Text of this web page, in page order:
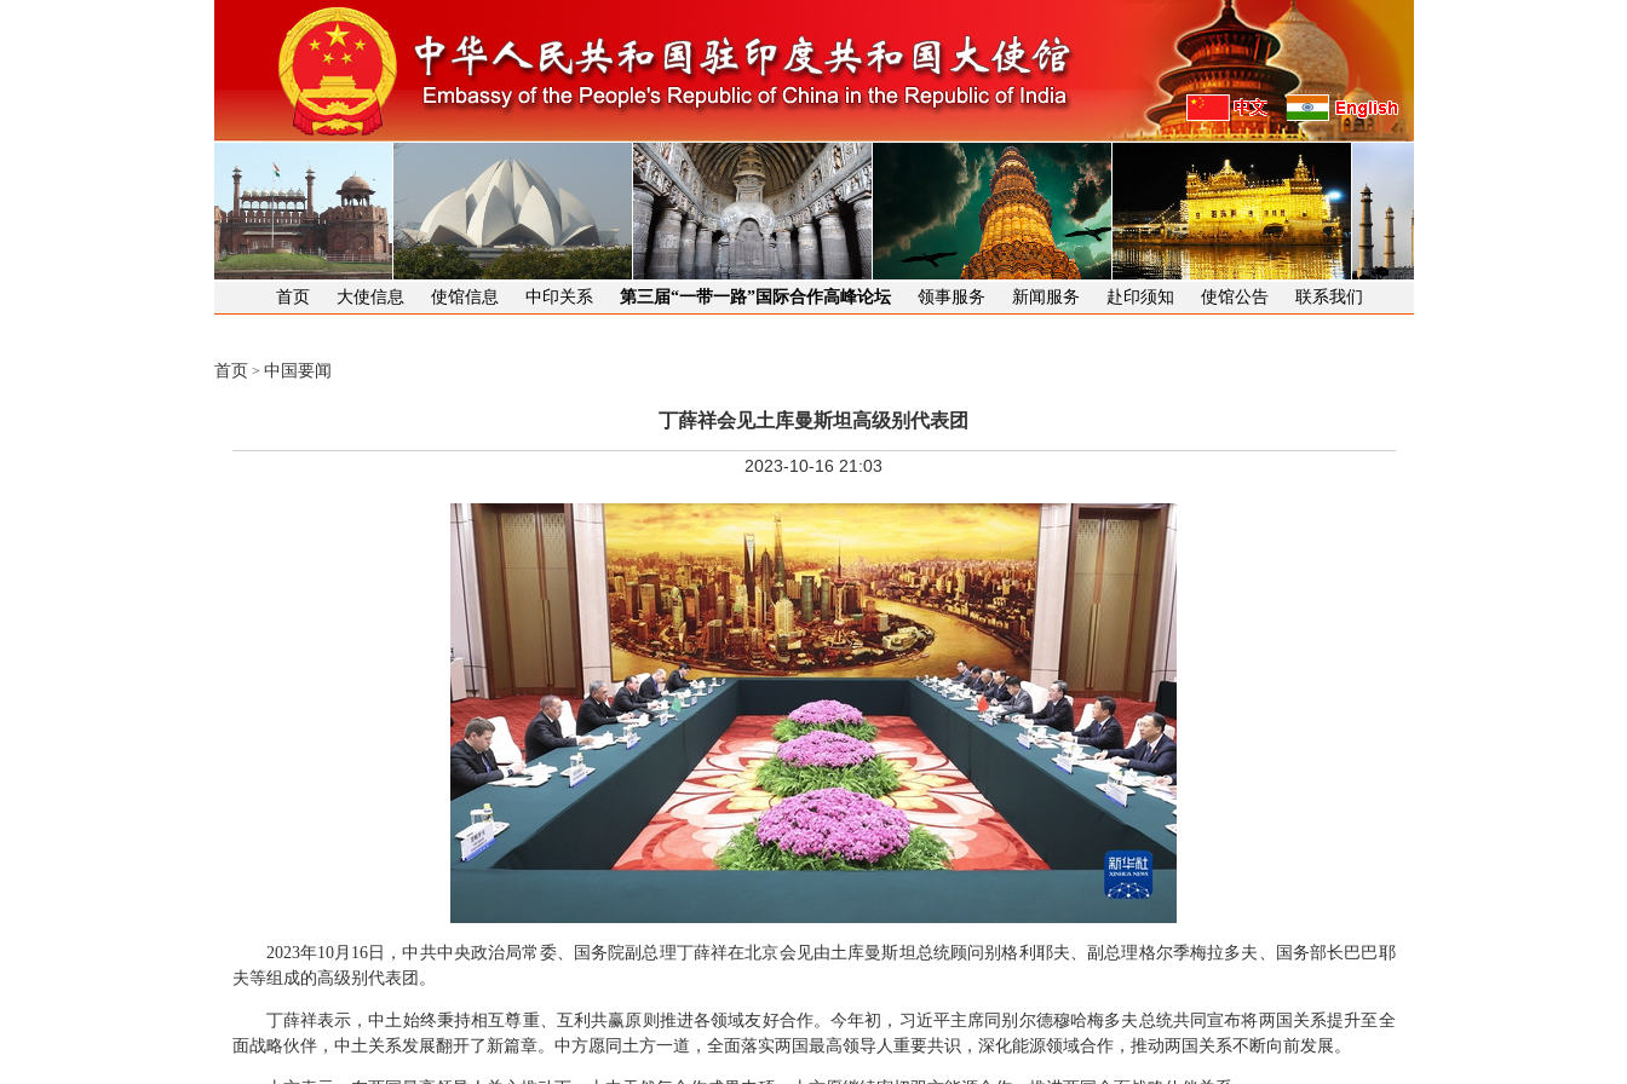
首页 大使信息 使馆信息 中印关系 第三届“一带一路”国际合作高峰论坛 领事服务 新闻服务 赴印须知 使馆公告 联系我们
首页 > 中国要闻
丁薛祥会见土库曼斯坦高级别代表团
2023-10-16 21:03
2023年10月16日，中共中央政治局常委、国务院副总理丁薛祥在北京会见由土库曼斯坦总统顾问别格利耶夫、副总理格尔季梅拉多夫、国务部长巴巴耶
夫等组成的高级别代表团。
丁薛祥表示，中土始终秉持相互尊重、互利共赢原则推进各领域友好合作。今年初，习近平主席同别尔德穆哈梅多夫总统共同宣布将两国关系提升至全
面战略伙伴，中土关系发展翻开了新篇章。中方愿同土方一道，全面落实两国最高领导人重要共识，深化能源领域合作，推动两国关系不断向前发展。